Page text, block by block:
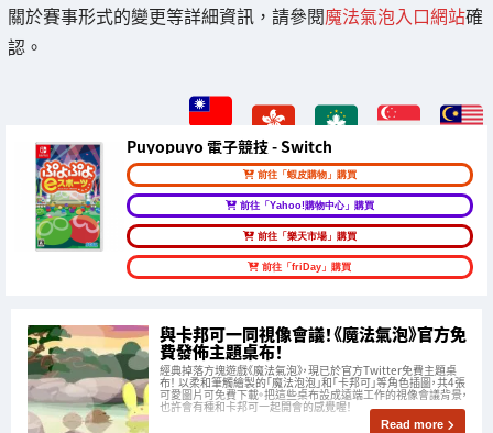
關於賽事形式的變更等詳細資訊，請參閱魔法氣泡入口網站確
認。
Puyopuyo 電子競技 - Switch
前往「蝦皮購物」購買
前往「Yahoo!購物中心」購買
前往「樂天市場」購買
前往「friDay」購買
與卡邦可一同視像會議！《魔法氣泡》官方免
費發佈主題桌布！
經典掉落方塊遊戲《魔法氣泡》，現已於官方Twitter免費主題桌
布！ 以柔和筆觸繪製的「魔法泡泡」和「卡邦可」等角色插圖，共4張
可愛圖片可免費下載。把這些桌布設成遠端工作的視像會議背景，
也許會有種和卡邦可一起開會的感覺喔！
Read more